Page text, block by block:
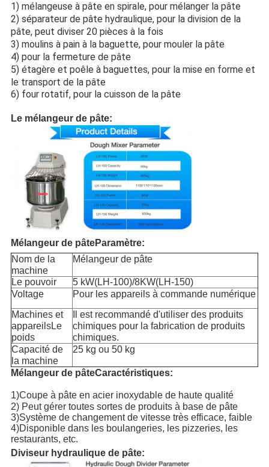
1) mélangeuse à pâte en spirale, pour mélanger la pâte
2) séparateur de pâte hydraulique, pour la division de la
pâte, peut diviser 20 pièces à la fois
3) moulins à pain à la baguette, pour mouler la pâte
4) pour la fermeture de pâte
5) étagère et poêle à baguettes, pour la mise en forme et
le transport de la pâte
6) four rotatif, pour la cuisson de la pâte
Le mélangeur de pâte:
Mélangeur de pâteParamètre:
Nom de la
machine
Mélangeur de pâte
Le pouvoir 5 kW(LH-100)/8KW(LH-150)
Voltage
Pour les appareils à commande numérique
Machines et
appareilsLe
poids
Il est recommandé d'utiliser des produits
chimiques pour la fabrication de produits
chimiques.
Capacité de
la machine
25 kg ou 50 kg
Mélangeur de pâteCaractéristiques:
1)Coupe à pâte en acier inoxydable de haute qualité
2) Peut gérer toutes sortes de produits à base de pâte
3)Système de changement de vitesse très efficace, faible
4)Disponible dans les boulangeries, les pizzeries, les
restaurants, etc.
Diviseur hydraulique de pâte: